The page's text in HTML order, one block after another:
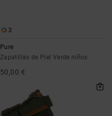
3
Pure
Zapatillas de Piel Verde niños
50,00 €